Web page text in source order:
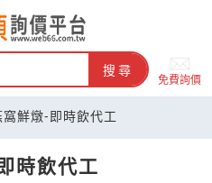
搜尋
免費詢價
鮮燉-即時飲代工
時飲代工